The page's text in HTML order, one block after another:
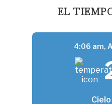
EL
4:06 am,